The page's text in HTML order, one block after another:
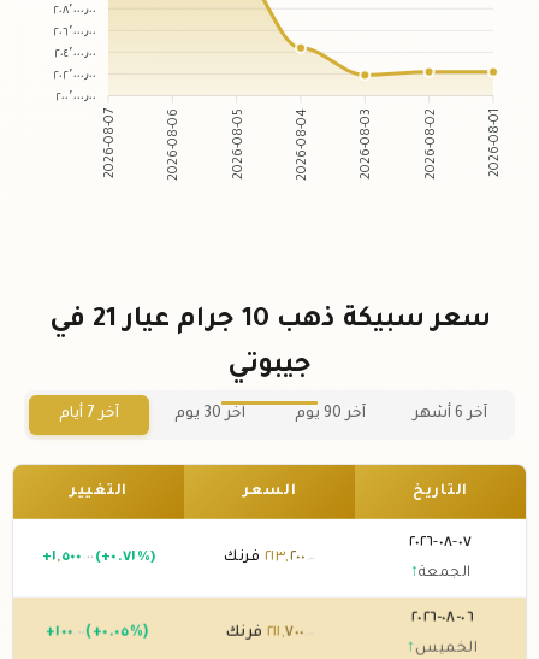
٢٠٨٬٠٠٠٫٠٠
٢٠٦٬٠٠٠٫٠٠
٢٠٤٬٠٠٠٫٠٠
٢٠٢٬٠٠٠٫٠٠
٢٠٠٬٠٠٠٫٠٠
2026-08-07 2026-08-06 2026-08-05 2026-08-04 2026-08-03 2026-08-02 2026-08-01
سعر سبيكة ذهب 10 جرام عيار 21 في
جيبوتي
آخر 6 أشهر آخر 90 يوم آخر 30 يوم آخر 7 أيام
التاريخ السعر التغيير
٠٧-٠٨-٢٠٢٦
الجمعة↑
٢١٣,٢٠٠ .٠٠ فرنك +١,٥٠٠ .٠٠ (+٠.٧١%)
٠٦-٠٨-٢٠٢٦
الخميس ↑
٢١١,٧٠٠ فرنك +١٠٠ .٠٠ (+٠.٠٥%)